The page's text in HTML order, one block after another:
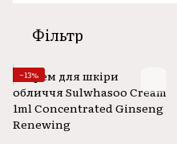
Фільтр
−13%